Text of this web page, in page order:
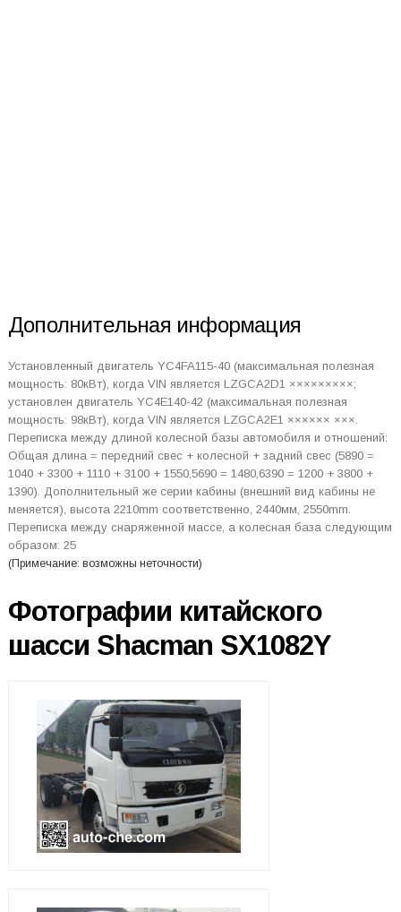
Дополнительная информация
Установленный двигатель YC4FA115-40 (максимальная полезная
мощность: 80кВт), когда VIN является LZGCA2D1 ×××××××××;
установлен двигатель YC4E140-42 (максимальная полезная
мощность: 98кВт), когда VIN является LZGCA2E1 ×××××× ×××.
Переписка между длиной колесной базы автомобиля и отношений:
Общая длина = передний свес + колесной + задний свес (5890 =
1040 + 3300 + 1110 + 3100 + 1550,5690 = 1480,6390 = 1200 + 3800 +
1390). Дополнительный же серии кабины (внешний вид кабины не
меняется), высота 2210mm соответственно, 2440мм, 2550mm.
Переписка между снаряженной массе, а колесная база следующим
образом: 25
(Примечание: возможны неточности)
Фотографии китайского
шасси Shacman SX1082Y